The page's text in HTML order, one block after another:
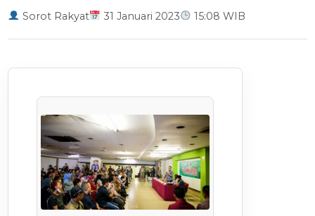
Sorot Rakyat 31 Januari 2023 15:08 WIB